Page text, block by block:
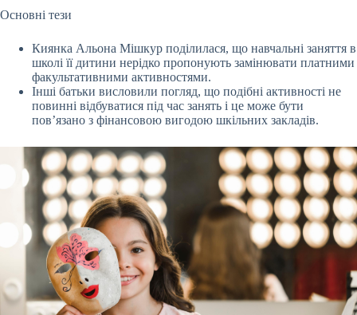
Основні тези
Киянка Альона Мішкур поділилася, що навчальні заняття в
школі її дитини нерідко пропонують замінювати платними
факультативними активностями.
Інші батьки висловили погляд, що подібні активності не
повинні відбуватися під час занять і це може бути
пов’язано з фінансовою вигодою шкільних закладів.